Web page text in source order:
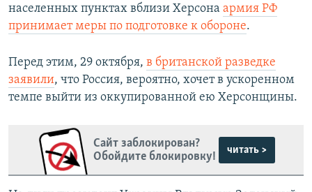
населенных пунктах вблизи Херсона армия РФ
принимает меры по подготовке к обороне.
Перед этим, 29 октября, в британской разведке
заявили, что Россия, вероятно, хочет в ускоренном
темпе выйти из оккупированной ею Херсонщины.
Сайт заблокирован?
Обойдите блокировку!
читать >